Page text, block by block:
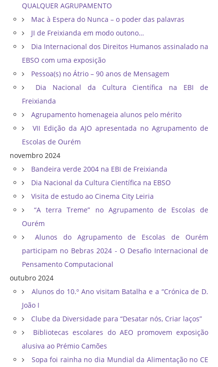
QUALQUER AGRUPAMENTO
Mac à Espera do Nunca – o poder das palavras
JI de Freixianda em modo outono…
Dia Internacional dos Direitos Humanos assinalado na
EBSO com uma exposição
Pessoa(s) no Átrio – 90 anos de Mensagem
Dia Nacional da Cultura Científica na EBI de
Freixianda
Agrupamento homenageia alunos pelo mérito
VII Edição da AJO apresentada no Agrupamento de
Escolas de Ourém
novembro 2024
Bandeira verde 2004 na EBI de Freixianda
Dia Nacional da Cultura Científica na EBSO
Visita de estudo ao Cinema City Leiria
“A terra Treme” no Agrupamento de Escolas de
Ourém
Alunos do Agrupamento de Escolas de Ourém
participam no Bebras 2024 - O Desafio Internacional de
Pensamento Computacional
outubro 2024
Alunos do 10.º Ano visitam Batalha e a “Crónica de D.
João I
Clube da Diversidade para “Desatar nós, Criar laços”
Bibliotecas escolares do AEO promovem exposição
alusiva ao Prémio Camões
Sopa foi rainha no dia Mundial da Alimentação no CE